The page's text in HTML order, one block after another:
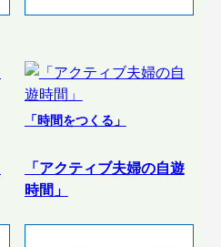
「時間をつくる」
「アクティブ夫婦の自遊
時間」